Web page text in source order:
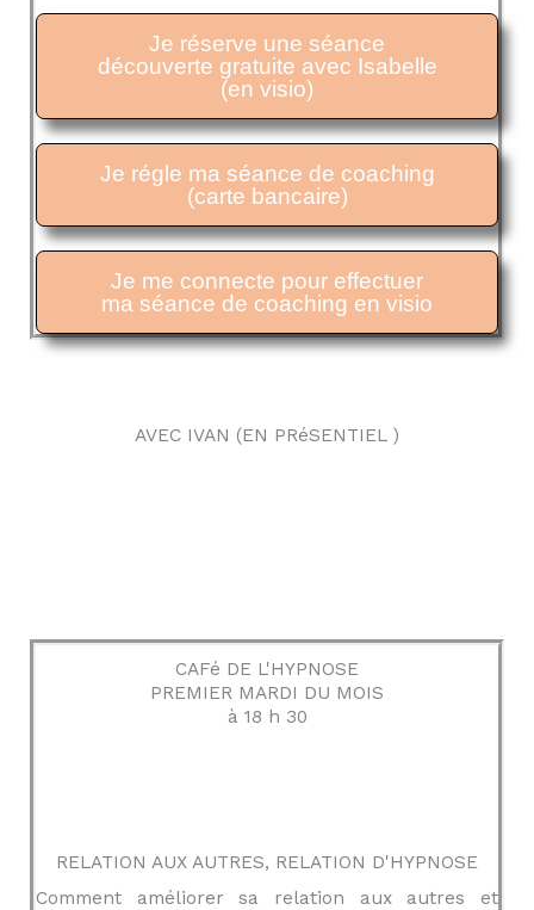
Je réserve une séance
découverte gratuite avec Isabelle
(en visio)
Je régle ma séance de coaching
(carte bancaire)
Je me connecte pour effectuer
ma séance de coaching en visio
AVEC IVAN (EN PRéSENTIEL )
CAFé DE L'HYPNOSE
PREMIER MARDI DU MOIS
à 18 h 30
RELATION AUX AUTRES, RELATION D'HYPNOSE
Comment améliorer sa relation aux autres et